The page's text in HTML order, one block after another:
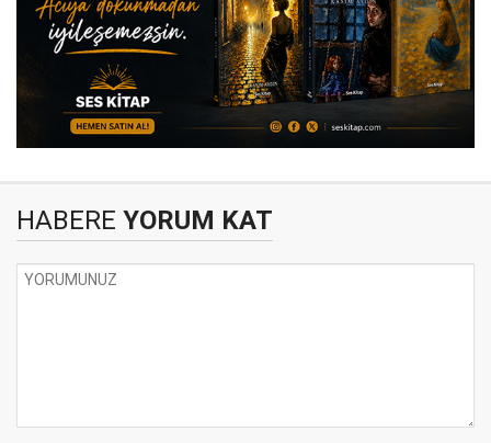
HABERE YORUM KAT